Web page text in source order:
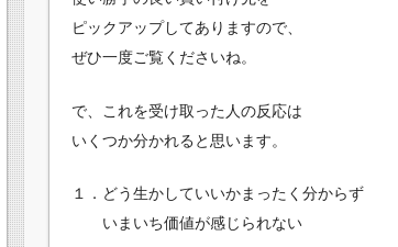
ピックアップしてありますので、
ぜひ一度ご覧くださいね。
で、これを受け取った人の反応は
いくつか分かれると思います。
１．どう生かしていいかまったく分からず
いまいち価値が感じられない